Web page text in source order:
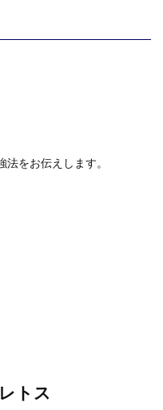
をお伝えします。
トス